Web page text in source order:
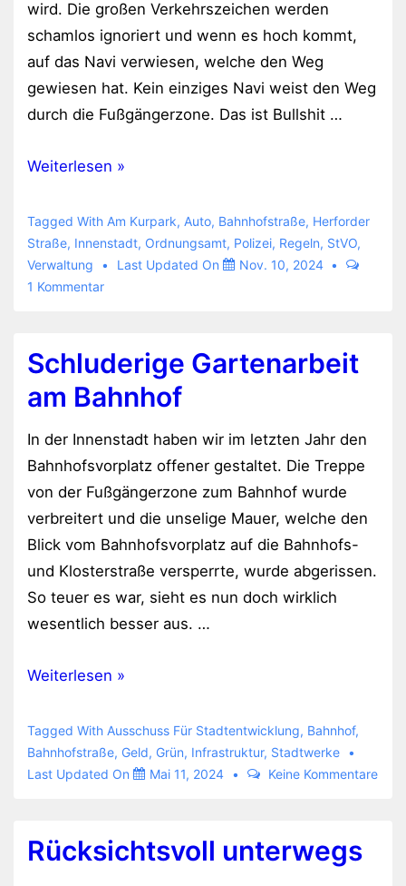
wird. Die großen Verkehrszeichen werden
schamlos ignoriert und wenn es hoch kommt,
auf das Navi verwiesen, welche den Weg
gewiesen hat. Kein einziges Navi weist den Weg
durch die Fußgängerzone. Das ist Bullshit …
Fußgängerzone
Durchfahrtstraße
Weiterlesen »
Tagged With Am Kurpark, Auto, Bahnhofstraße, Herforder
Straße, Innenstadt, Ordnungsamt, Polizei, Regeln, StVO,
Verwaltung
Last Updated On
Nov. 10, 2024
1 Kommentar
Schluderige Gartenarbeit
am Bahnhof
In der Innenstadt haben wir im letzten Jahr den
Bahnhofsvorplatz offener gestaltet. Die Treppe
von der Fußgängerzone zum Bahnhof wurde
verbreitert und die unselige Mauer, welche den
Blick vom Bahnhofsvorplatz auf die Bahnhofs-
und Klosterstraße versperrte, wurde abgerissen.
So teuer es war, sieht es nun doch wirklich
wesentlich besser aus. …
Schluderige
am
Bahnhof
Weiterlesen »
Tagged With Ausschuss Für Stadtentwicklung, Bahnhof,
Bahnhofstraße, Geld, Grün, Infrastruktur, Stadtwerke
Last Updated On
Mai 11, 2024 Keine Kommentare
Rücksichtsvoll unterwegs